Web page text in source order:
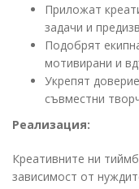
Приложат
задачи и
Подобрят
мотивирани и
Укрепят
съвместни
Реализация:
Креативните ни
зависимост от